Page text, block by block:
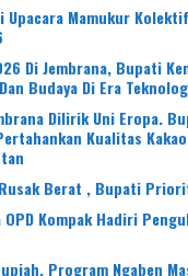
Mamukur
Di Jembrana, Bupati
Budaya Di Era
Dilirik Uni Eropa.
Kualitas
Berat , Bupati
Kompak Hadiri
Program Ngaben